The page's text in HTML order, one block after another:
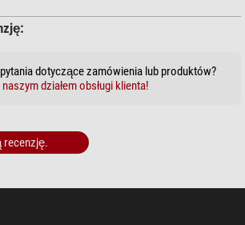
dotyczące zamówienia lub produktów?
działem obsługi klienta!
recenzję.